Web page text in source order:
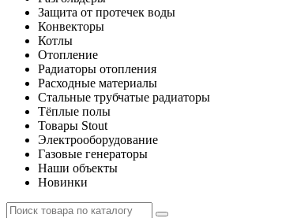
Защита от протечек воды
Конвекторы
Котлы
Отопление
Радиаторы отопления
Расходные материалы
Стальные трубчатые радиаторы
Тёплые полы
Товары Stout
Электрооборудование
Газовые генераторы
Наши объекты
Новинки